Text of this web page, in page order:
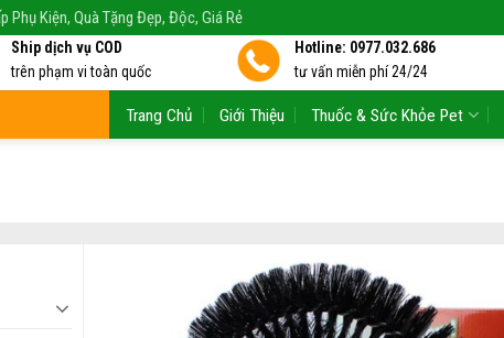
Kiện, Quà Tặng Đẹp, Độc, Giá Rẻ
Ship dịch vụ COD
trên phạm vi toàn quốc
Hotline: 0977.032.686
tư vấn miễn phí 24/24
Trang Chủ Giới Thiệu Thuốc & Sức Khỏe Pet